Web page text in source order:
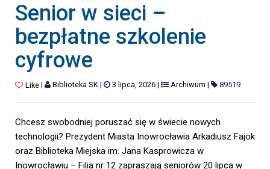
Senior w sieci –
bezpłatne szkolenie
cyfrowe
Like| Biblioteka SK| 3 lipca, 2026| Archiwum | 89519
Chcesz swobodniej poruszać się w świecie nowych
technologii? Prezydent Miasta Inowrocławia Arkadiusz Fajok
oraz Biblioteka Miejska im. Jana Kasprowicza w
Inowrocławiu – Filia nr 12 zapraszają seniorów 20 lipca w